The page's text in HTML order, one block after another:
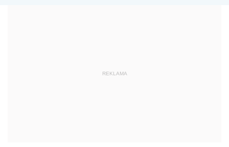
REKLAMA